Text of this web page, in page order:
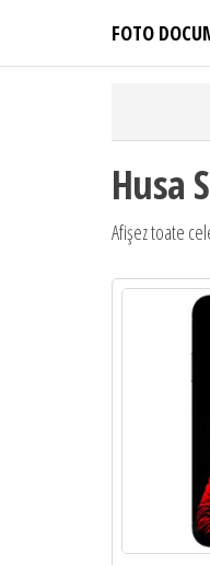
FOTO
Husa
Afișez toate